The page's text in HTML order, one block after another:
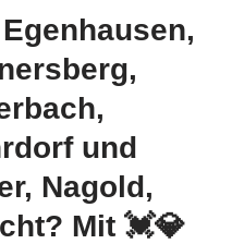
und
Nagold,
Mit 💓️💎